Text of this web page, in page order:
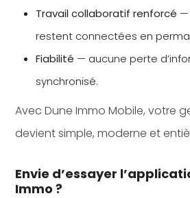
Travail collaboratif renforcé —
restent connectées en
Fiabilité — aucune perte
synchronisé.
Avec Dune Immo Mobile, votre
devient simple, moderne et
Envie d’essayer
Immo ?